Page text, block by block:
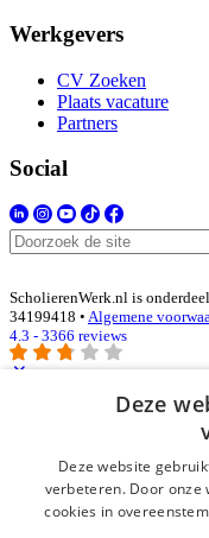
Werkgevers
CV Zoeken
Plaats vacature
Partners
Social
ScholierenWerk.nl is
34199418 • Algemene
4.3 - 3366 reviews
Inloggen als bedrijf
E-mail*
Wachtwoord
Deze
Deze website
verbeteren. Door onze
cookies in